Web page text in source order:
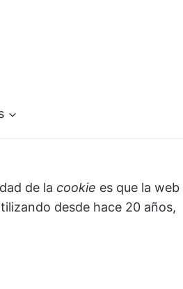
de la cookie es que la web
desde hace 20 años,